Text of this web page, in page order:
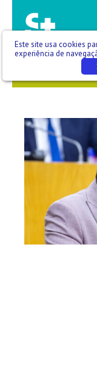
SAÚDE QUE SE
Este site usa cookies
experiência de